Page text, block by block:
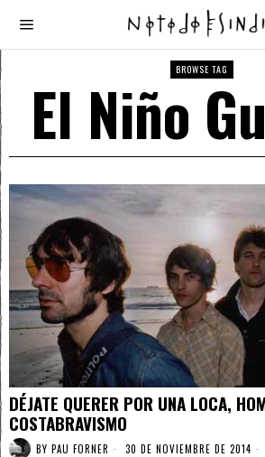
BROWSE TAG
El Niño
DÉJATE QUERER POR UNA LOCA,
COSTABRAVISMO
BY PAU FORNER 30 DE NOVIEMBRE DE 2014